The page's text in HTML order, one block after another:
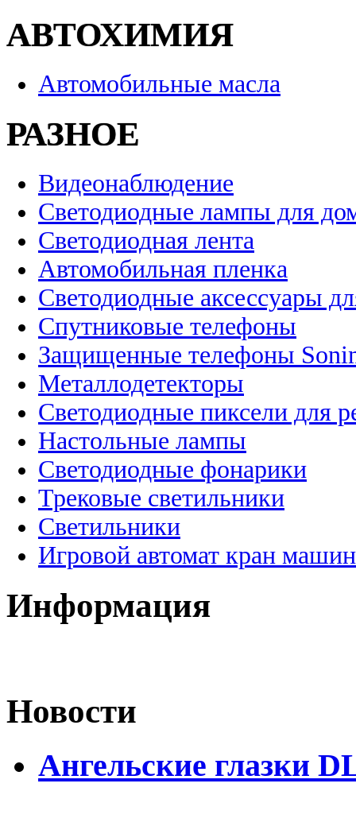
АВТОХИМИЯ
Автомобильные масла
РАЗНОЕ
Видеонаблюдение
Светодиодные лампы для
Светодиодная лента
Автомобильная пленка
Светодиодные аксессуары
Спутниковые телефоны
Защищенные телефоны
Металлодетекторы
Светодиодные пиксели для
Настольные лампы
Светодиодные фонарики
Трековые светильники
Светильники
Игровой автомат кран
Информация
Новости
Ангельские глазки